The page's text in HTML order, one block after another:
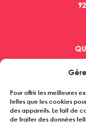
Pour offrir les meilleures
telles que les cookies
des appareils. Le fait de
de traiter des données